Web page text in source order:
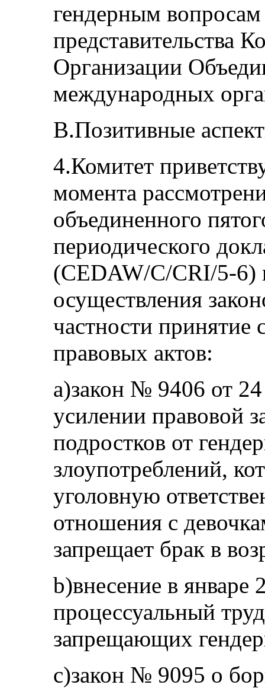
гендерным
представительства
Организации
международных
B.Позитивные
4.Комитет
момента
объединенного
периодического
(CEDAW/C/CRI/5-6)
осуществления
частности
правовых актов:
a)закон № 9406 от
усилении правовой
подростков от
злоупотреблений,
уголовную
отношения с
запрещает брак в
b)внесение в январе
процессуальный
запрещающих
c)закон № 9095 о